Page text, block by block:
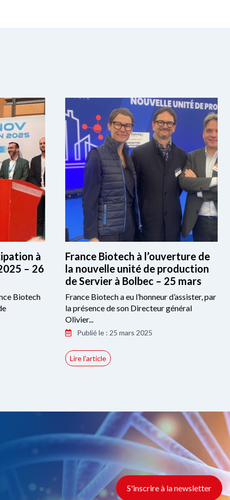
à
– 26
Biotech
France Biotech à l’ouverture de
la nouvelle unité de production
de Servier à Bolbec – 25 mars
France Biotech a eu l’honneur d’assister, par
la présence de son Directeur général
Olivier...
Publié le : 25 mars 2025
Lire l'article
S'inscrire à la newsletter